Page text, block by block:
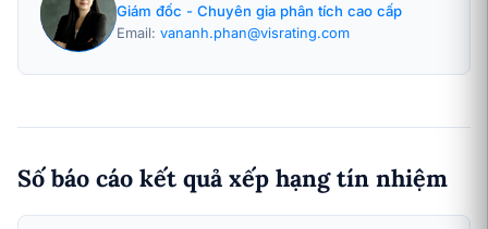
Giám đốc - Chuyên gia phân tích cao cấp
Email: vananh.phan@visrating.com
Số báo cáo kết quả xếp hạng tín nhiệm